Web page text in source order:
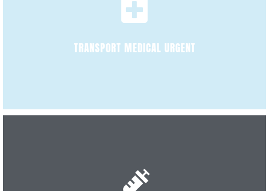
TRANSPORT MEDICAL URGENT
DÉCOUVRIR